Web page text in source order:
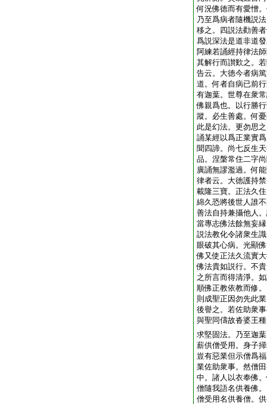
何況佛徳而有愛憎
乃至爲病者隨機説
移之。四説法勸善
爲説深法是道非道
阿練若誦經持律法
其解行而讃歎之。
告云。大徳今者病
道。何者自病已前
有迦葉。世尊在衆
佛親爲也。以行勝
蹤。必生善處。何
此是幻法。更勿思
誦某經以爲正業實
聞四諦。尚七反生
品。涅槃常住二字
廣誦無謬濫過。何
律者云。大徳護持
載隆三寶。正法久
綿久恐將後世人誰
善法自持兼攝他人
當專志佛法餘無妄
説法教化令諸衆生
眼破其心病。光顯
佛又使正法久流實
佛法貴如説行。不
之所言而得清淨。
順佛正教依教而修
則成聖正因勿先此
後譽之。若佐助衆
與聖同儔故沓婆王
求堅固法。乃至迦葉
薪供僧受用。身子
豈有惡業但示僧爲
業佐助衆事。然僧
中。諸人以衣奉佛
僧隨我語名供養佛
僧受用名供養僧。